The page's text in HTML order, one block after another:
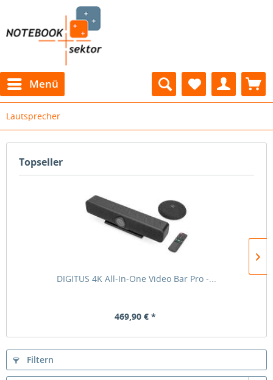
Menü
Lautsprecher
Topseller
DIGITUS 4K All-In-One Video Bar Pro -...
469,90 € *
Filtern